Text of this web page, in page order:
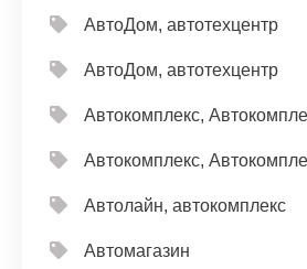
АвтоДом, автотехцентр
АвтоДом, автотехцентр
Автокомплекс,
Автокомплекс,
Автолайн, автокомплекс
Автомагазин